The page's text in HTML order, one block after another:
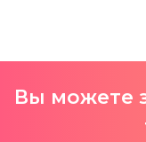
Вы можете